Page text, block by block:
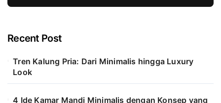
Recent Post
Tren Kalung Pria: Dari Minimalis hingga Luxury
Look
4 Ide Kamar Mandi Minimalis dengan Konsep yang